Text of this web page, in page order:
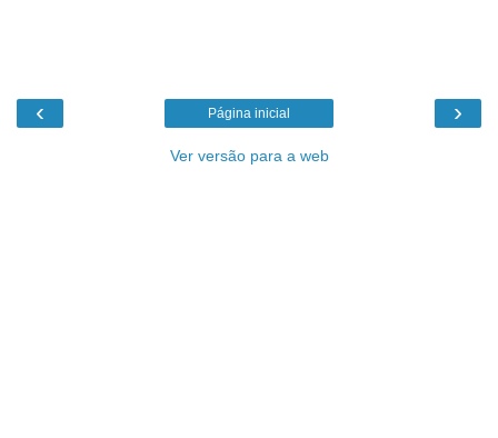
‹ ›
Página inicial
Ver versão para a web